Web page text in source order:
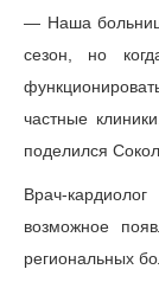
— Наша
сезон, но
частные
поделился
Врач-
возможное
региональных